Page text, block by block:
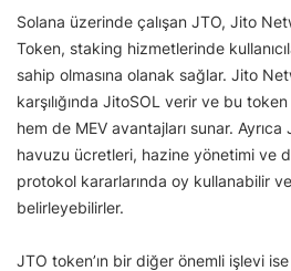
Solana üzerinde çalışan JTO, Jito
Token, staking hizmetlerinde
sahip olmasına olanak sağlar. Jito
karşılığında JitoSOL verir ve bu
hem de MEV avantajları sunar.
havuzu ücretleri, hazine yönetimi ve
protokol kararlarında oy kullanabilir
belirleyebilirler.
JTO token’ın bir diğer önemli işlevi